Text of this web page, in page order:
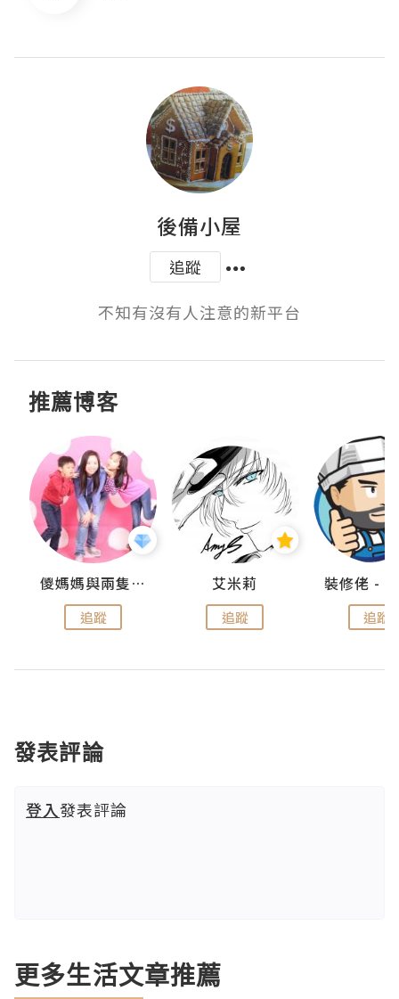
後備小屋
追蹤
不知有沒有人注意的新平台
推薦博客
儍媽媽與兩隻小魔怪之家
追蹤
艾米莉
追蹤 追蹤
發表評論
登入發表評論
更多生活文章推薦